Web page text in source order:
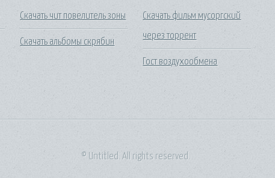
Скачать чит повелитель зоны
Скачать альбомы скрябин
Скачать фильм мусоргский
через торрент
Гост воздухообмена
© Untitled. All rights reserved.